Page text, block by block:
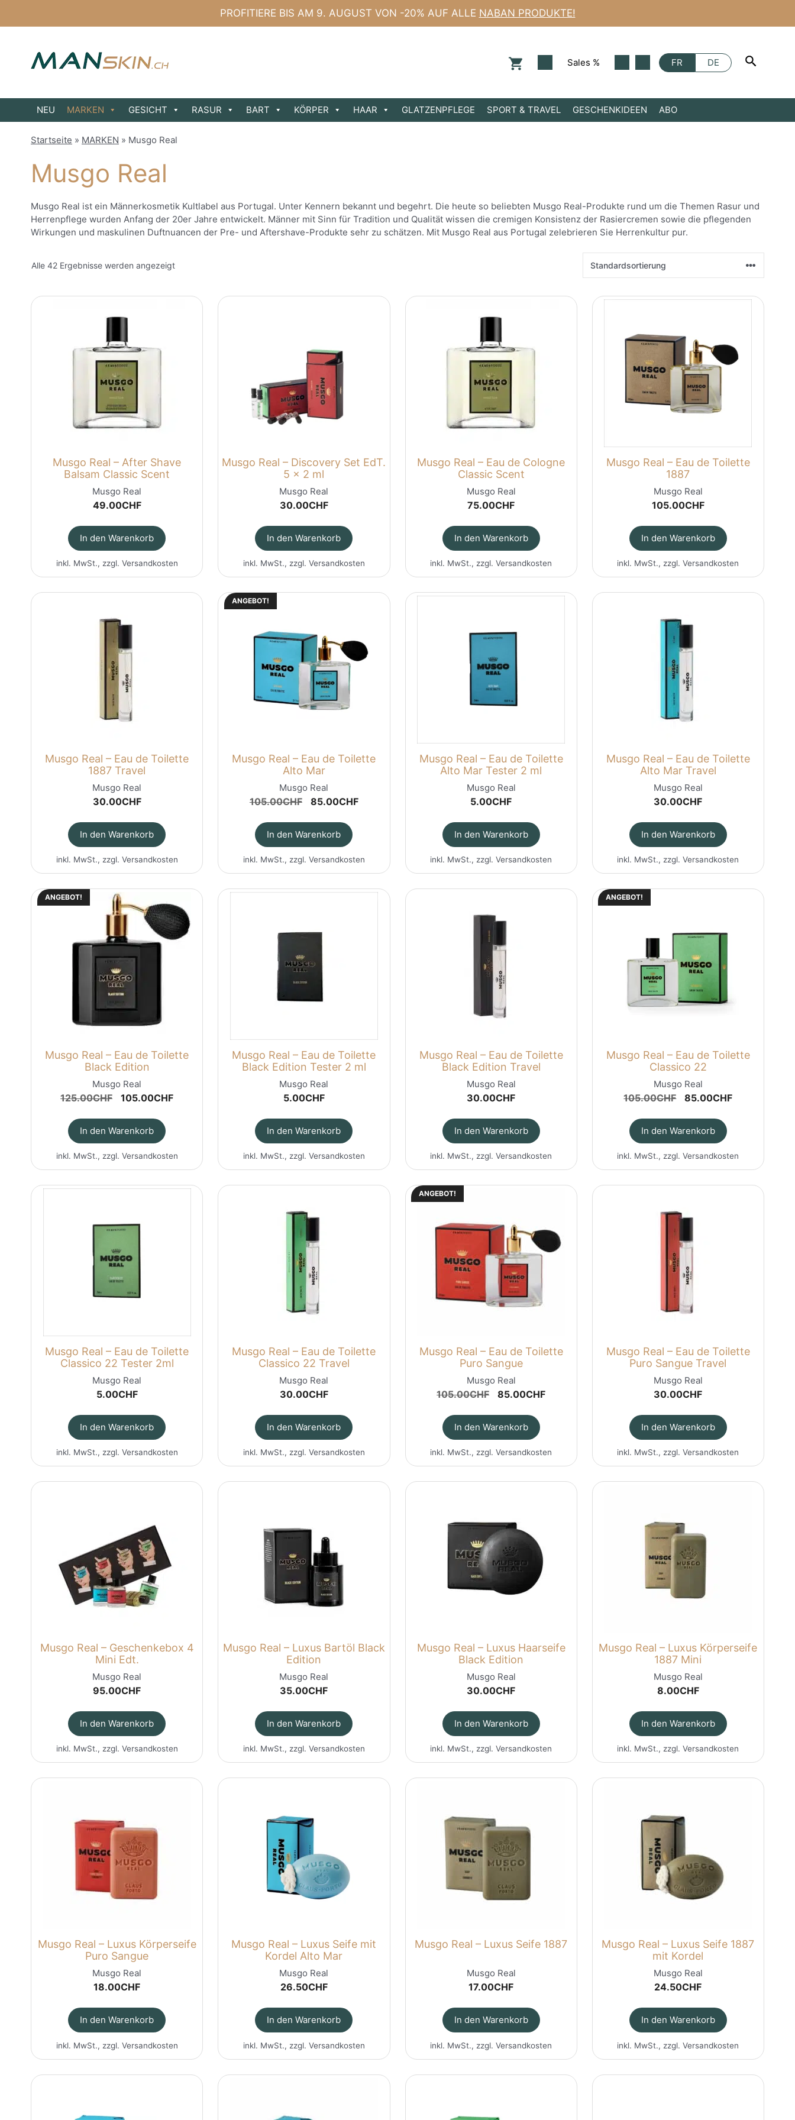
PROFITIERE BIS AM 9. AUGUST VON -20% AUF ALLE NABAN PRODUKTE!
Sales % FR DE
NEU MARKEN GESICHT RASUR BART KÖRPER HAAR GLATZENPFLEGE SPORT & TRAVEL GESCHENKIDEEN ABO
Startseite » MARKEN » Musgo Real
Musgo Real
Musgo Real ist ein Männerkosmetik Kultlabel aus Portugal. Unter Kennern bekannt und begehrt. Die heute so beliebten Musgo Real-Produkte rund um die Themen Rasur und
Herrenpflege wurden Anfang der 20er Jahre entwickelt. Männer mit Sinn für Tradition und Qualität wissen die cremigen Konsistenz der Rasiercremen sowie die pflegenden
Wirkungen und maskulinen Duftnuancen der Pre- und Aftershave-Produkte sehr zu schätzen. Mit Musgo Real aus Portugal zelebrieren Sie Herrenkultur pur.
Alle 42 Ergebnisse werden angezeigt
Musgo Real – After Shave
Balsam Classic Scent
Musgo Real
49.00CHF
In den Warenkorb
inkl. MwSt., zzgl. Versandkosten
Musgo Real – Discovery Set EdT.
5 x 2 ml
Musgo Real
30.00CHF
In den Warenkorb
inkl. MwSt., zzgl. Versandkosten
Musgo Real – Eau de Cologne
Classic Scent
Musgo Real
75.00CHF
In den Warenkorb
inkl. MwSt., zzgl.Versandkosten
Musgo Real – Eau de Toilette
1887
Musgo Real
105.00CHF
In den Warenkorb
inkl. MwSt., zzgl.Versandkosten
Musgo Real – Eau de Toilette
1887 Travel
Musgo Real
30.00CHF
In den Warenkorb
inkl. MwSt., zzgl. Versandkosten
ANGEBOT!
Musgo Real – Eau de Toilette
Alto Mar
Musgo Real
105.00CHF
Ursprünglicher
war:
105.00CHF
85.00CHFAktueller
In den Warenkorb
inkl. MwSt., zzgl. Versandkosten
Musgo Real – Eau de Toilette
Alto Mar Tester 2 ml
Musgo Real
5.00CHF
In den Warenkorb
inkl. MwSt., zzgl.Versandkosten
Musgo Real – Eau de Toilette
Alto Mar Travel
Musgo Real
30.00CHF
In den Warenkorb
inkl. MwSt., zzgl.Versandkosten
ANGEBOT!
Musgo Real – Eau de Toilette
Black Edition
Musgo Real
125.00CHF
Ursprünglicher
war:
125.00CHF
105.00CHFAktueller
In den Warenkorb
inkl. MwSt., zzgl. Versandkosten
Musgo Real – Eau de Toilette
Black Edition Tester 2 ml
Musgo Real
5.00CHF
In den Warenkorb
inkl. MwSt., zzgl. Versandkosten
Musgo Real – Eau de Toilette
Black Edition Travel
Musgo Real
30.00CHF
In den Warenkorb
inkl. MwSt., zzgl.Versandkosten
ANGEBOT!
Musgo Real – Eau de Toilette
Classico 22
Musgo Real
105.00CHF
Ursprünglicher
war:
105.00CHF
85.00CHFAktueller
In den Warenkorb
inkl. MwSt., zzgl.Versandkosten
Musgo Real – Eau de Toilette
Classico 22 Tester 2ml
Musgo Real
5.00CHF
In den Warenkorb
inkl. MwSt., zzgl. Versandkosten
Musgo Real – Eau de Toilette
Classico 22 Travel
Musgo Real
30.00CHF
In den Warenkorb
inkl. MwSt., zzgl. Versandkosten
ANGEBOT!
Musgo Real – Eau de Toilette
Puro Sangue
Musgo Real
105.00CHF
Ursprünglicher
war:
105.00CHF
85.00CHFAktueller
In den Warenkorb
inkl. MwSt., zzgl.Versandkosten
Musgo Real – Eau de Toilette
Puro Sangue Travel
Musgo Real
30.00CHF
In den Warenkorb
inkl. MwSt., zzgl.Versandkosten
Musgo Real – Geschenkebox 4
Mini Edt.
Musgo Real
95.00CHF
In den Warenkorb
inkl. MwSt., zzgl. Versandkosten
Musgo Real – Luxus Bartöl Black
Edition
Musgo Real
35.00CHF
In den Warenkorb
inkl. MwSt., zzgl. Versandkosten
Musgo Real – Luxus Haarseife
Black Edition
Musgo Real
30.00CHF
In den Warenkorb
inkl. MwSt., zzgl.Versandkosten
Musgo Real – Luxus Körperseife
1887 Mini
Musgo Real
8.00CHF
In den Warenkorb
inkl. MwSt., zzgl.Versandkosten
Musgo Real – Luxus Körperseife
Puro Sangue
Musgo Real
18.00CHF
In den Warenkorb
inkl. MwSt., zzgl. Versandkosten
Musgo Real – Luxus Seife mit
Kordel Alto Mar
Musgo Real
26.50CHF
In den Warenkorb
inkl. MwSt., zzgl. Versandkosten
Musgo Real – Luxus Seife 1887
Musgo Real
17.00CHF
In den Warenkorb
inkl. MwSt., zzgl.Versandkosten
Musgo Real – Luxus Seife 1887
mit Kordel
Musgo Real
24.50CHF
In den Warenkorb
inkl. MwSt., zzgl.Versandkosten